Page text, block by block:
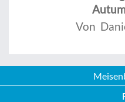
Von